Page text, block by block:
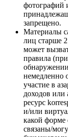
фотографий
запрещено.
Материалы
лиц старше
может
правила
немедленно
участие в
доходов
ресурс
и/или
какой форме
связаны/